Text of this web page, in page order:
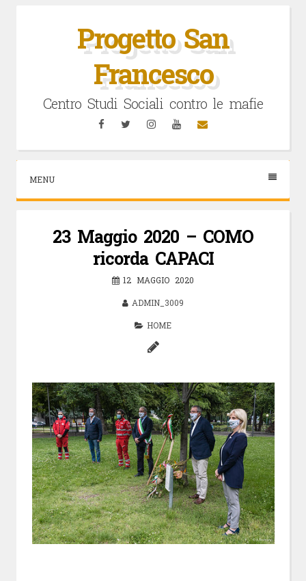
Progetto San
Francesco
Centro Studi Sociali contro le mafie
FacebookTwitterInstagramYouTubeEmail
MENU
23 Maggio 2020 – COMO
ricorda CAPACI
12 MAGGIO 2020
ADMIN_3009
HOME